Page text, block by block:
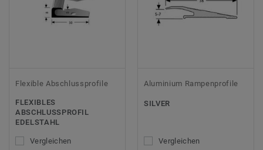
Flexible Abschlussprofile
FLEXIBLES
ABSCHLUSSPROFIL E
DELSTAHL
Vergleichen
Aluminium Rampenprofile
SILVER
Vergleichen